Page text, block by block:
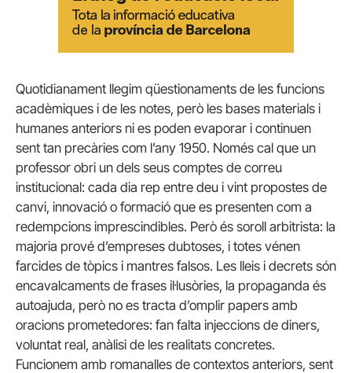
Quotidianament llegim qüestionaments de les funcions
acadèmiques i de les notes, però les bases materials i
humanes anteriors ni es poden evaporar i continuen
sent tan precàries com l’any 1950. Només cal que un
professor obri un dels seus comptes de correu
institucional: cada dia rep entre deu i vint propostes de
canvi, innovació o formació que es presenten com a
redempcions imprescindibles. Però és soroll arbitrista: la
majoria prové d’empreses dubtoses, i totes vénen
farcides de tòpics i mantres falsos. Les lleis i decrets són
encavalcaments de frases il·lusòries, la propaganda és
autoajuda, però no es tracta d’omplir papers amb
oracions prometedores: fan falta injeccions de diners,
voluntat real, anàlisi de les realitats concretes.
Funcionem amb romanalles de contextos anteriors, sent